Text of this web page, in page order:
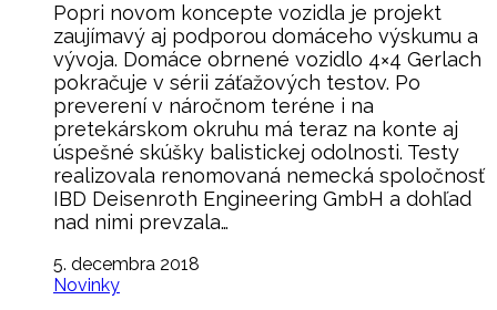
Popri novom koncepte vozidla je projekt
zaujímavý aj podporou domáceho výskumu a
vývoja. Domáce obrnené vozidlo 4×4 Gerlach
pokračuje v sérii záťažových testov. Po
preverení v náročnom teréne i na
pretekárskom okruhu má teraz na konte aj
úspešné skúšky balistickej odolnosti. Testy
realizovala renomovaná nemecká spoločnosť
IBD Deisenroth Engineering GmbH a dohľad
nad nimi prevzala…
5. decembra 2018
Novinky